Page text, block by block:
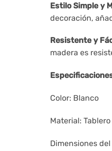
Estilo Simple y
decoración,
Resistente y
madera es
Color: Blanco
Material:
Dimensiones